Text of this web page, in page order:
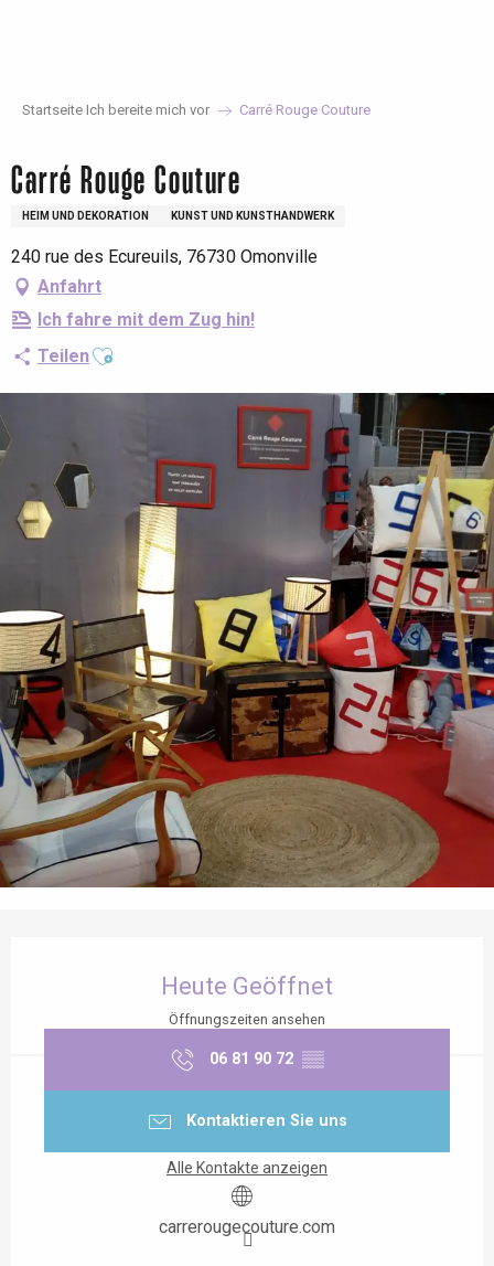
Startseite Ich bereite mich vor Carré Rouge Couture
Carré Rouge Couture
HEIM UND DEKORATION KUNST UND KUNSTHANDWERK
240 rue des Ecureuils, 76730 Omonville
Anfahrt
Ich fahre mit dem Zug hin!
TeilenAjouter aux favoris
Heute Geöffnet
Öffnungszeiten ansehen
06 81 90 72 ▒▒
Kontaktieren Sie uns
Alle Kontakte anzeigen
carrerougecouture.com